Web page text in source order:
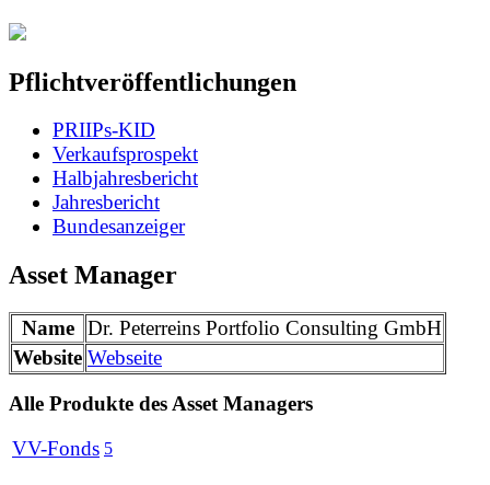
Pflichtveröffentlichungen
PRIIPs-KID
Verkaufsprospekt
Halbjahresbericht
Jahresbericht
Bundesanzeiger
Asset Manager
Name Dr. Peterreins Portfolio Consulting GmbH
Website Webseite
Alle Produkte des Asset Managers
VV-Fonds 5